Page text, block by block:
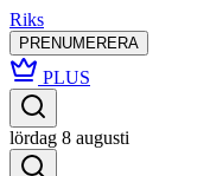
Riks
PRENUMERERA
PLUS
lördag 8 augusti